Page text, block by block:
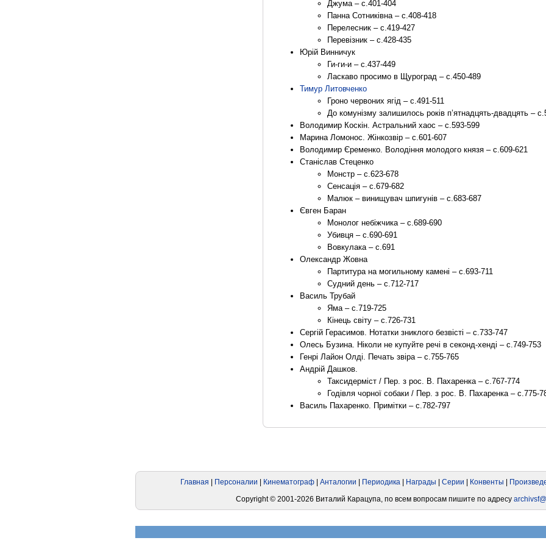
Джума – с.401-404
Панна Сотниківна – с.408-418
Перелесник – с.419-427
Перевізник – с.428-435
Юрій Винничук
Ги-ги-и – с.437-449
Ласкаво просимо в Щуроград – с.450-489
Тимур Литовченко
Гроно червоних ягід – с.491-511
До комунізму залишилось років п’ятнадцять-двадцять –
Володимир Коскін. Астральний хаос – с.593-599
Марина Ломонос. Жінкозвір – с.601-607
Володимир Єременко. Володіння молодого князя – с.609-621
Станіслав Стеценко
Монстр – с.623-678
Сенсація – с.679-682
Малюк – винищувач шпигунів – с.683-687
Євген Баран
Монолог небіжчика – с.689-690
Убивця – с.690-691
Вовкулака – с.691
Олександр Жовна
Партитура на могильному камені – с.693-711
Судний день – с.712-717
Василь Трубай
Яма – с.719-725
Кінець світу – с.726-731
Сергій Герасимов. Нотатки зниклого безвісті – с.733-747
Олесь Бузина. Ніколи не купуйте речі в секонд-хенді – с.749-753
Генрі Лайон Олді. Печать звіра – с.755-765
Андрій Дашков.
Таксидерміст / Пер. з рос. В. Пахаренка – с.767-774
Годівля чорної собаки / Пер. з рос. В. Пахаренка – с.775-
Василь Пахаренко. Примітки – с.782-797